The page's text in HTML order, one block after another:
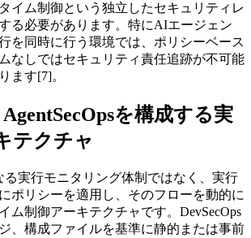
イム制御という独立したセキュリティレ
る必要があります。特にAIエージェン
を同時に行う環境では、ポリシーベース
なしではセキュリティ責任追跡が不可能
ます[7]。
を構成する実
テクチャ
る実行モニタリング体制ではなく、実行
ポリシーを適用し、そのフローを動的に
ム制御アーキテクチャです。DevSecOps
、構成ファイルを基準に静的または事前